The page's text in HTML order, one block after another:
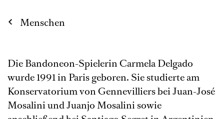
Menschen
Die Bandoneon-Spielerin Carmela Delgado
wurde 1991 in Paris geboren. Sie studierte am
Konservatorium von Gennevilliers bei Juan-José
Mosalini und Juanjo Mosalini sowie